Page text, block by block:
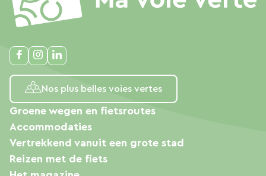
Nos plus belles voies vertes
Groene wegen en fietsroutes
Accommodaties
Vertrekkend vanuit een grote stad
Reizen met de fiets